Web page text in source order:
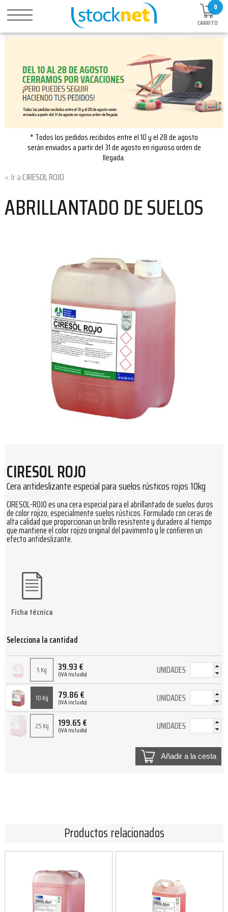
0
CARRITO
* Todos los pedidos recibidos entre el 10 y el 28 de agosto
serán enviados a partir del 31 de agosto en riguroso orden de
llegada.
CIRESOL ROJO
ABRILLANTADO DE SUELOS
CIRESOL ROJO
Cera antideslizante especial para suelos rústicos rojos 10kg
CIRESOL-ROJO es una cera especial para el abrillantado de suelos duros
de color rojizo, especialmente suelos rústicos. Formulado con ceras de
alta calidad que proporcionan un brillo resistente y duradero al tiempo
que mantiene el color rojizo original del pavimento y le confieren un
efecto antideslizante.
Selecciona la cantidad
5 Kg 39.93€
(IVA Incluido) UNIDADES
10 Kg 79.86€
(IVA Incluido) UNIDADES
25 Kg 199.65€
(IVA Incluido) UNIDADES
Añadir a la cesta
Ficha técnica
Productos relacionados